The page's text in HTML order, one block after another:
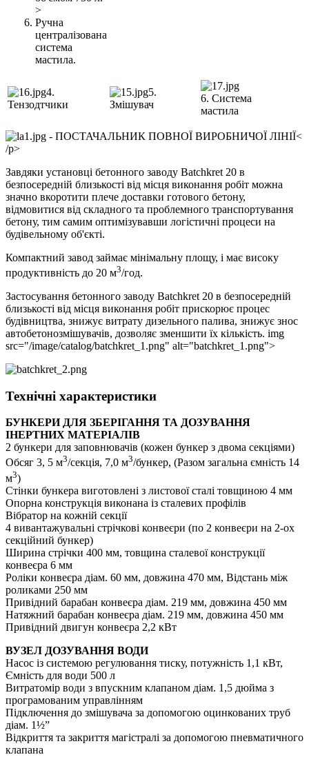
>
Ручна
централізована
система
мастила.
4.
Тензодтчики
5.
Змішувач
6. Система
мастила
- ПОСТАЧАЛЬНИК ПОВНОЇ ВИРОБНИЧОЇ ЛІНІЇ<
/p>
Завдяки установці бетонного заводу Batchkret 20 в
безпосередній близькості від місця виконання робіт можна
значно вкоротити плече доставки готового бетону,
відмовитися від складного та проблемного транспортування
бетону, тим самим оптимізувавши логістичні процеси на
будівельному об'єкті.
Компактний завод займає мінімальну площу, і має високу
продуктивність до 20 м3/год.
Застосування бетонного заводу Batchkret 20 в безпосередній
близькості від місця виконання робіт прискорює процес
будівництва, знижує витрату дизельного палива, знижує знос
автобетонозмішувачів, дозволяє зменшити їх кількість. img
src="/image/catalog/batchkret_1.png" alt="batchkret_1.png">
Технічні характеристики
БУНКЕРИ ДЛЯ ЗБЕРІГАННЯ ТА ДОЗУВАННЯ
ІНЕРТНИХ МАТЕРІАЛІВ
2 бункери для заповнювачів (кожен бункер з двома секціями)
Обсяг 3, 5 м3/секція, 7,0 м3/бункер, (Разом загальна ємність 14
м3)
Стінки бункера виготовлені з листової сталі товщиною 4 мм
Опорна конструкція виконана із сталевих профілів
Вібратор на кожній секції
4 вивантажувальні стрічкові конвеєри (по 2 конвеєри на 2-ох
секційний бункер)
Ширина стрічки 400 мм, товщина сталевої конструкції
конвеєра 6 мм
Роліки конвеєра діам. 60 мм, довжина 470 мм, Відстань між
роликами 250 мм
Привідний барабан конвеєра діам. 219 мм, довжина 450 мм
Натяжний барабан конвеєра діам. 219 мм, довжина 450 мм
Привідний двигун конвеєра 2,2 кВт
ВУЗЕЛ ДОЗУВАННЯ ВОДИ
Насос із системою регулювання тиску, потужність 1,1 кВт,
Ємність для води 500 л
Витратомір води з впускним клапаном діам. 1,5 дюйма з
програмованим управлінням
Підключення до змішувача за допомогою оцинкованих труб
діам. 1½”
Відкриття та закриття магістралі за допомогою пневматичного
клапана